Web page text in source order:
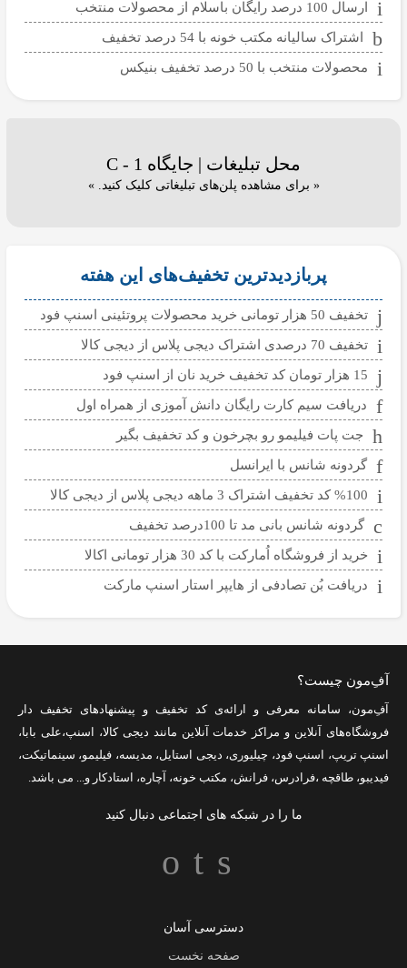
ارسال 100 درصد رایگان باسلام از محصولات منتخب
اشتراک سالیانه مکتب خونه با 54 درصد تخفیف
محصولات منتخب با 50 درصد تخفیف بنیکس
محل تبلیغات | جایگاه C - 1
« برای مشاهده پلن‌های تبلیغاتی کلیک کنید. »
پربازدیدترین تخفیف‌های این هفته
تخفیف 50 هزار تومانی خرید محصولات پروتئینی اسنپ فود
تخفیف 70 درصدی اشتراک دیجی پلاس از دیجی کالا
15 هزار تومان کد تخفیف خرید نان از اسنپ فود
دریافت سیم کارت رایگان دانش آموزی از همراه اول
جت پات فیلیمو رو بچرخون و کد تخفیف بگیر
گردونه شانس با ایرانسل
%100 کد تخفیف اشتراک 3 ماهه دیجی پلاس از دیجی کالا
گردونه شانس بانی مد تا 100درصد تخفیف
خرید از فروشگاه اُمارکت با کد 30 هزار تومانی اکالا
دریافت بُن تصادفی از هایپر استار اسنپ مارکت
آفِ‌مون چیست؟
آفِ‌مون، سامانه معرفی و ارائه‌یکد تخفیف و پیشنهادهای تخفیف دار
فروشگاه‌های آنلاین و مراکز خدمات آنلاین مانند دیجی کالا، اسنپ،علی بابا،
اسنپ تریپ، اسنپ فود ، چیلیوری، دیجی استایل، مدیسه، فیلیمو، سینماتیکت،
فیدیبو، طاقچه ،فرادرس، فرانش، مکتب خونه، آچاره، استادکار و... می باشد.
ما را در شبکه های اجتماعی دنبال کنید
دسترسی آسان
صفحه نخست